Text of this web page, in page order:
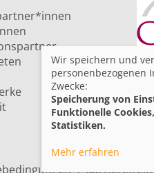
Wir speichern und
personenbezogenen
Zwecke:
Speicherung von
Funktionelle
Statistiken.
Mehr erfahren